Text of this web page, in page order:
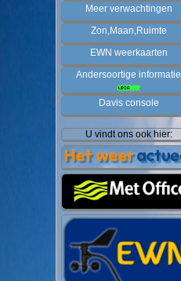
Meer verwachtingen
Zon,Maan,Ruimte
EWN weerkaarten
Andersoortige informatie
Davis console
U vindt ons ook hier: